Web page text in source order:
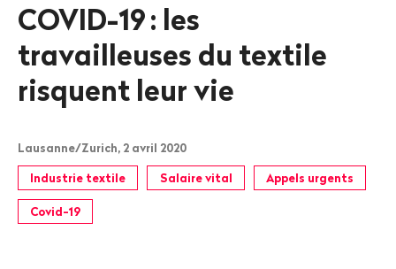
COVID-19: les
travailleuses du textile
risquent leur vie
Lausanne/Zurich, 2 avril 2020
Industrie textile Salaire vital Appels urgents
Covid-19